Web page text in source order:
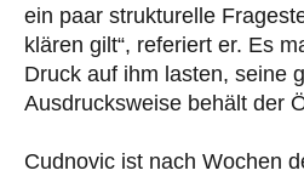
ein paar strukturelle
klären gilt“, referiert er. Es
Druck auf ihm lasten, seine
Ausdrucksweise behält der
Cudnovic ist nach Wochen